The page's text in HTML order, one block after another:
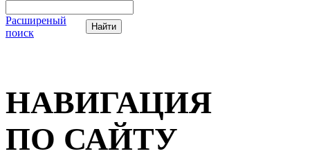
Расширеный
поиск
НАВИГАЦИЯ
ПО САЙТУ